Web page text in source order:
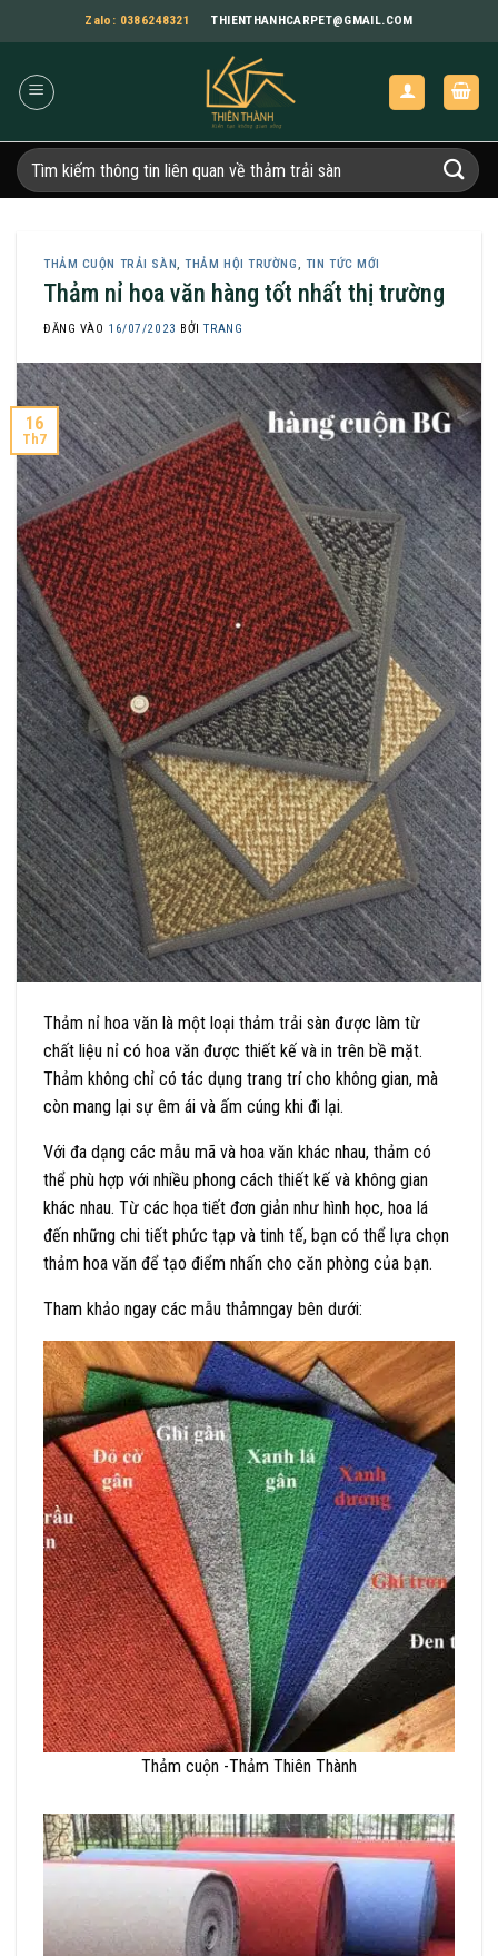
qua
dung
Zalo: 0386248321 THIENTHANHCARPET@GMAIL.COM
Tìm
kiếm:
THẢM CUỘN TRẢI SÀN,THẢM HỘI TRƯỜNG, TIN TỨC MỚI
Thảm nỉ hoa văn hàng tốt nhất thị trường
ĐĂNG VÀO 16/07/2023 BỞITRANG
16
Th7
Thảm nỉ hoa văn là một loại thảm trải sàn được làm từ
chất liệu nỉ có hoa văn được thiết kế và in trên bề mặt.
Thảm không chỉ có tác dụng trang trí cho không gian, mà
còn mang lại sự êm ái và ấm cúng khi đi lại.
Với đa dạng các mẫu mã và hoa văn khác nhau, thảm có
thể phù hợp với nhiều phong cách thiết kế và không gian
khác nhau. Từ các họa tiết đơn giản như hình học, hoa lá
đến những chi tiết phức tạp và tinh tế, bạn có thể lựa chọn
thảm hoa văn để tạo điểm nhấn cho căn phòng của bạn.
Tham khảo ngay các mẫu thảmngay bên dưới:
Thảm cuộn -Thảm Thiên Thành